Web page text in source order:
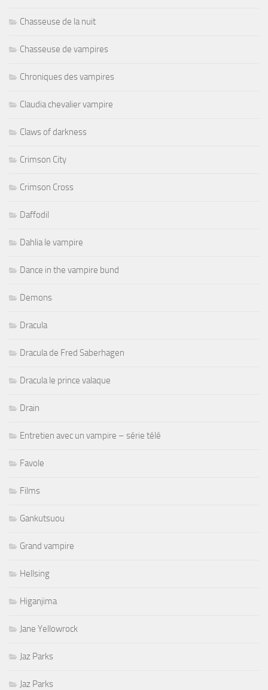
Chasseuse de la nuit
Chasseuse de vampires
Chroniques des vampires
Claudia chevalier vampire
Claws of darkness
Crimson City
Crimson Cross
Daffodil
Dahlia le vampire
Dance in the vampire bund
Demons
Dracula
Dracula de Fred Saberhagen
Dracula le prince valaque
Drain
Entretien avec un vampire – série télé
Favole
Films
Gankutsuou
Grand vampire
Hellsing
Higanjima
Jane Yellowrock
Jaz Parks
Jaz Parks